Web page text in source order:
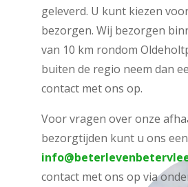
geleverd. U kunt kiezen
bezorgen. Wij bezorgen
van 10 km rondom
buiten de regio neem dan
contact met ons op.
Voor vragen over onze
bezorgtijden kunt u ons
contact met ons op via